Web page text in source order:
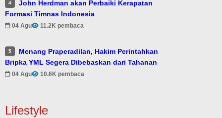
4
John Herdman akan Perbaiki Kerapatan
Formasi Timnas Indonesia
04 Agu 11.2K pembaca
5
Menang Praperadilan, Hakim Perintahkan
Bripka YML Segera Dibebaskan dari Tahanan
04 Agu 10.6K pembaca
Lifestyle